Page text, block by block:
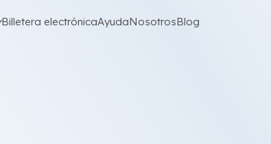
Billetera electrónicaAyudaNosotrosBlog